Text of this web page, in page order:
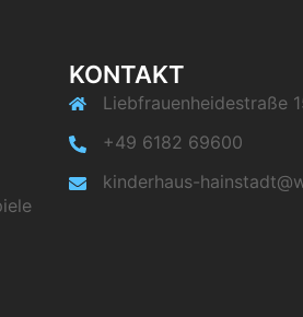
KONTAKT
Liebfrauenheidestraße
+49 6182 69600
kinderhaus-